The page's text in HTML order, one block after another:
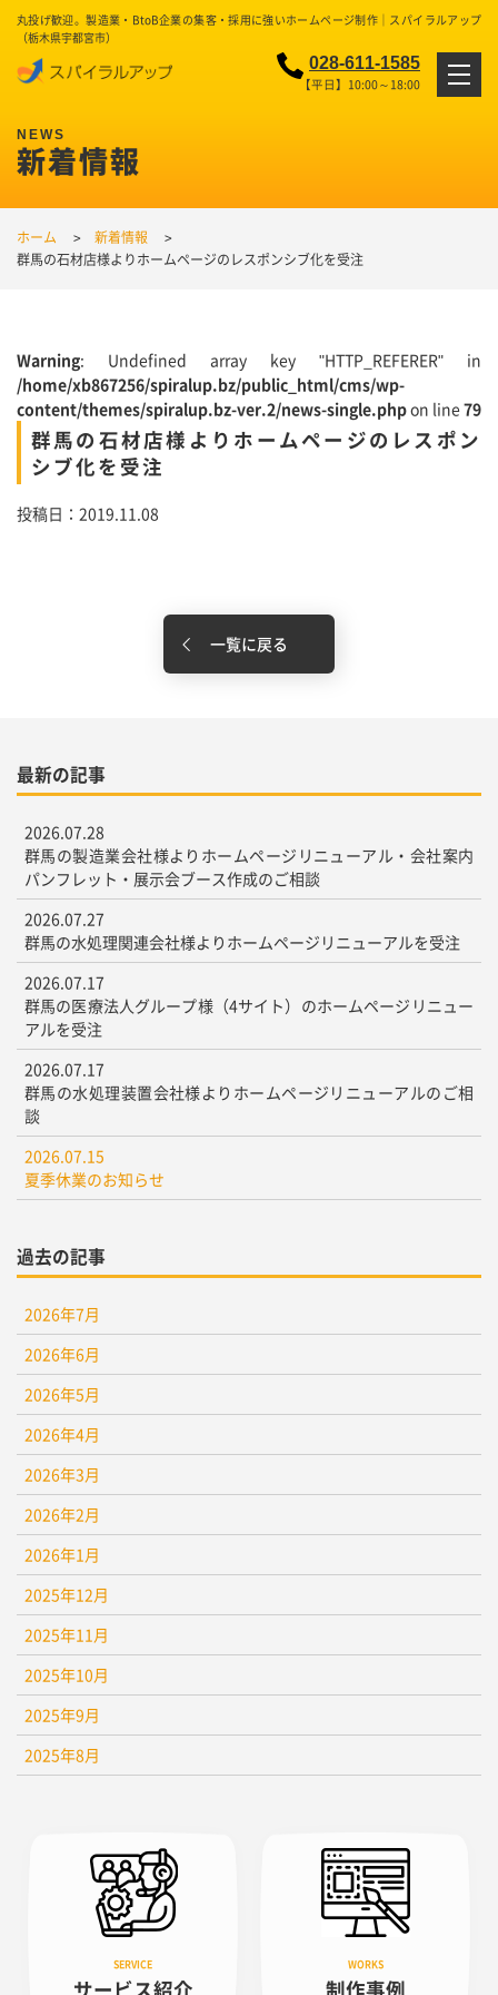
丸投げ歓迎。製造業・BtoB企業の集客・採用に強いホームページ制作｜スパイラルアップ
（栃木県宇都宮市）
028-611-1585
【平日】10:00～18:00
新着情報
ホーム
新着情報
群馬の石材店様よりホームページのレスポンシブ化を受注
Warning: Undefined array key "HTTP_REFERER" in
/home/xb867256/spiralup.bz/public_html/cms/wp-
content/themes/spiralup.bz-ver.2/news-single.phpon line79
群馬の石材店様よりホームページのレスポン
シブ化を受注
投稿日：2019.11.08
一覧に戻る
最新の記事
2026.07.28
群馬の製造業会社様よりホームページリニューアル・会社案内
パンフレット・展示会ブース作成のご相談
2026.07.27
群馬の水処理関連会社様よりホームページリニューアルを受注
2026.07.17
群馬の医療法人グループ様（4サイト）のホームページリニュー
アルを受注
2026.07.17
群馬の水処理装置会社様よりホームページリニューアルのご相
談
2026.07.15
夏季休業のお知らせ
過去の記事
2026年7月
2026年6月
2026年5月
2026年4月
2026年3月
2026年2月
2026年1月
2025年12月
2025年11月
2025年10月
2025年9月
2025年8月